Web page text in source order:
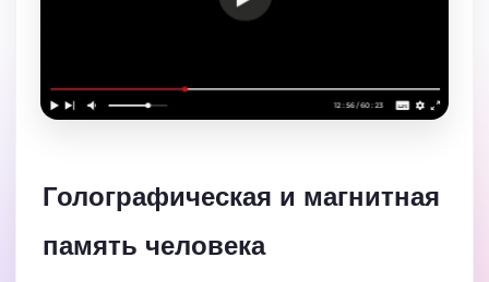
Голографическая и магнитная
память человека